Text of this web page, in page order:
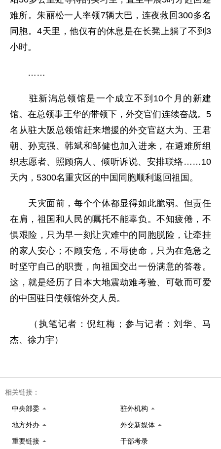
难所。朱丽松一人率领7辆大巴，连夜救回300多名
同胞。4天里，他仅有的休息是在长凳上躺了不到3
小时。
……
驻新潟总领馆是一个成立不到10个月的新建
馆。在总领事王华的带领下，外交官们连续奋战。5
名从驻大阪总领馆赶来增援的外交官赵大为、王君
朝、孙克强、韩斌和邹健也加入进来，在避难所组
织志愿者、照顾病人、倾听诉说、安排联络……10
天内，5300名重灾区的中国同胞顺利返回祖国。
天灾面前，每个个体都显得如此脆弱。但责任
在肩，祖国和人民的嘱托不能辜负。不知疲倦，不
惧艰险，只为早一刻让灾难中的同胞脱险，让牵挂
的家人安心；不顾安危，不辱使命，只为在危急之
时坚守自己的职责，向祖国交出一份满意的答卷。
这，就是经历了日本大地震劫难考验、可敬而可爱
的中国驻日使领馆外交人员。
（执笔记者：倪红梅；参与记者：刘华、马
杰、徐力宇）
相关链接：
中央部委 驻外机构
地方外办 外交新媒体
重要链接 干部考录